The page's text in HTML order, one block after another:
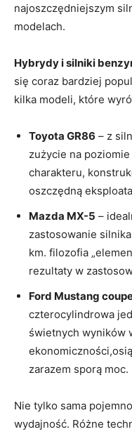
najoszczędniejszym
modelach.
Hybrydy i silniki⁣
się coraz bardziej
kilka modeli, które
Toyota GR86 – z
zużycie na
charakteru,
oszczędną
Mazda MX-5 –
zastosowanie
km. filozofia
‍rezultaty w
Ford Mustang
czterocylindrowa
świetnych wyników​
zarazem ⁣sporą moc.
Nie tylko sama
wydajność. Różne